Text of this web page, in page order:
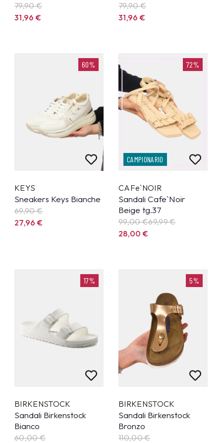
79,90€
31,96€
79,90€
31,96€
60%
KEYS
Sneakers Keys Bianche
69,90€
27,96€
72%
CAMPIONARIO
CAFe`NOIR
Sandali Cafe`Noir
Beige tg.37
99,00 €69,99€
28,00€
17%
BIRKENSTOCK
Sandali Birkenstock
Bianco
60,00 €
5%
BIRKENSTOCK
Sandali Birkenstock
Bronzo
110,00 €